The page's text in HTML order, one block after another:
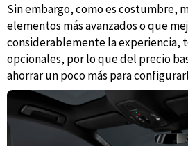
Sin embargo, como es costumbre,
elementos más avanzados o que
considerablemente la experiencia,
opcionales, por lo que del precio
ahorrar un poco más para